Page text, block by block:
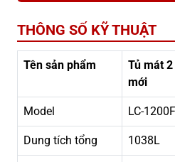
THÔNG SỐ KỸ THUẬT
Tên sản phẩm
Tủ mát
mới
Model LC-
Dung tích tổng 1038L